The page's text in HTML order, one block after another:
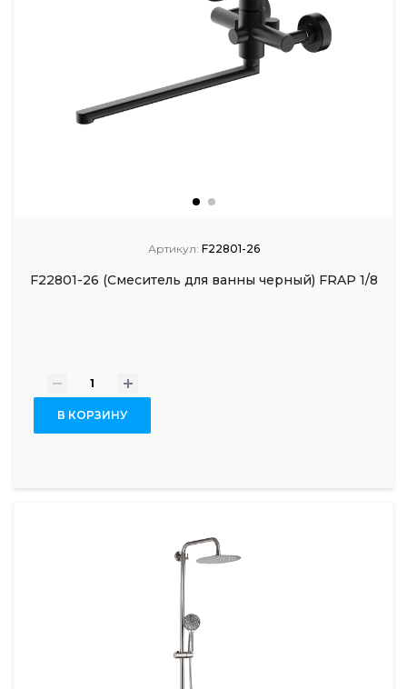
Артикул: F22801-26
F22801-26 (Смеситель для ванны черный) FRAP 1/8
- +
В КОРЗИНУ